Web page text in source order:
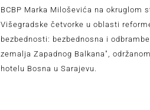
BCBP Marka Miloševića na okruglom
Višegradske četvorke u oblasti
bezbednosti: bezbednosna i
zemalja Zapadnog Balkana",
hotelu Bosna u Sarajevu.